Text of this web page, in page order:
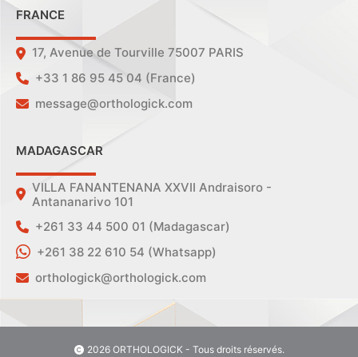
FRANCE
17, Avenue de Tourville 75007 PARIS
+33 1 86 95 45 04 (France)
message@orthologick.com
MADAGASCAR
VILLA FANANTENANA XXVII Andraisoro -
Antananarivo 101
+261 33 44 500 01 (Madagascar)
+261 38 22 610 54 (Whatsapp)
orthologick@orthologick.com
2026 ORTHOLOGICK - Tous droits réservés.